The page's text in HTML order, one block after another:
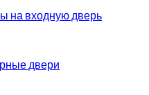
на входную дверь
двери